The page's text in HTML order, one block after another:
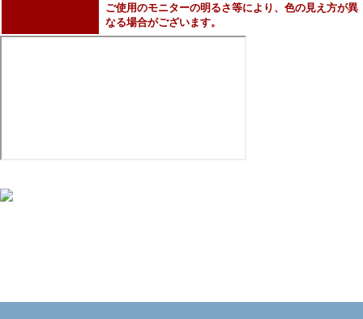
ご使用のモニターの明るさ等により、色の見え方が異
なる場合がございます。